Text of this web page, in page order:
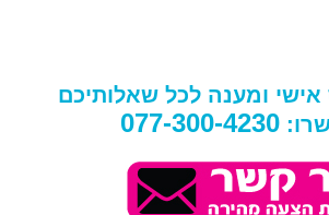
ומענה לכל שאלותיכם
077-300-4230